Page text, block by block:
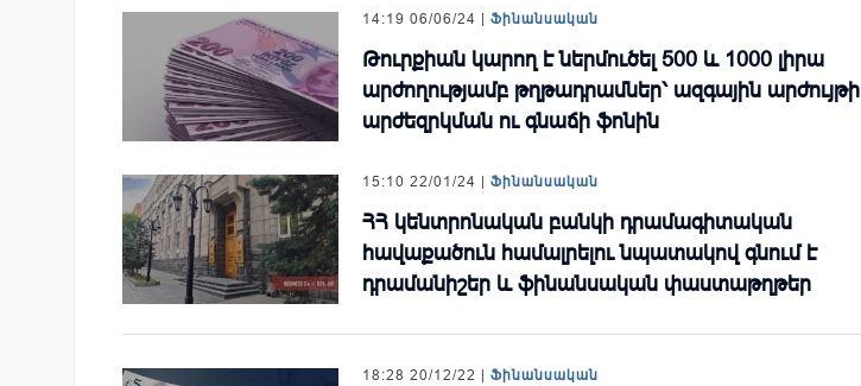
14:19 06/06/24 | Ֆինանսական
Թուրքիան կարող է ներմուծել 500 և 1000 լիրա
արժողությամբ թղթադրամներ՝ ազգային արժույթի
արժեզրկման ու գնաճի ֆոնին
15:10 22/01/24 | Ֆինանսական
ՀՀ կենտրոնական բանկի դրամագիտական
հավաքածուն համալրելու նպատակով գնում է
դրամանիշեր և ֆինանսական փաստաթղթեր
18:28 20/12/22 | Ֆինանսական